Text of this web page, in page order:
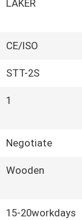
LAKER
CE/ISO
STT-2S
1
Negotiate
Wooden
15-20workdays